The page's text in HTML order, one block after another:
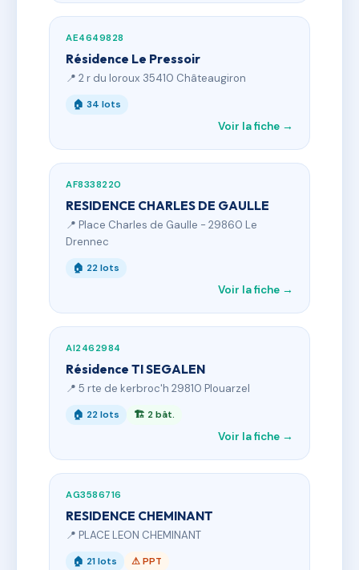
AE4649828
Résidence Le Pressoir
📍 2 r du loroux 35410 Châteaugiron
🏠 34 lots
Voir la fiche →
AF8338220
RESIDENCE CHARLES DE GAULLE
📍 Place Charles de Gaulle - 29860 Le
Drennec
🏠 22 lots
Voir la fiche →
AI2462984
Résidence TI SEGALEN
📍 5 rte de kerbroc'h 29810 Plouarzel
🏠 22 lots 🏗 2 bât.
Voir la fiche →
AG3586716
RESIDENCE CHEMINANT
📍 PLACE LEON CHEMINANT
🏠 21 lots ⚠ PPT